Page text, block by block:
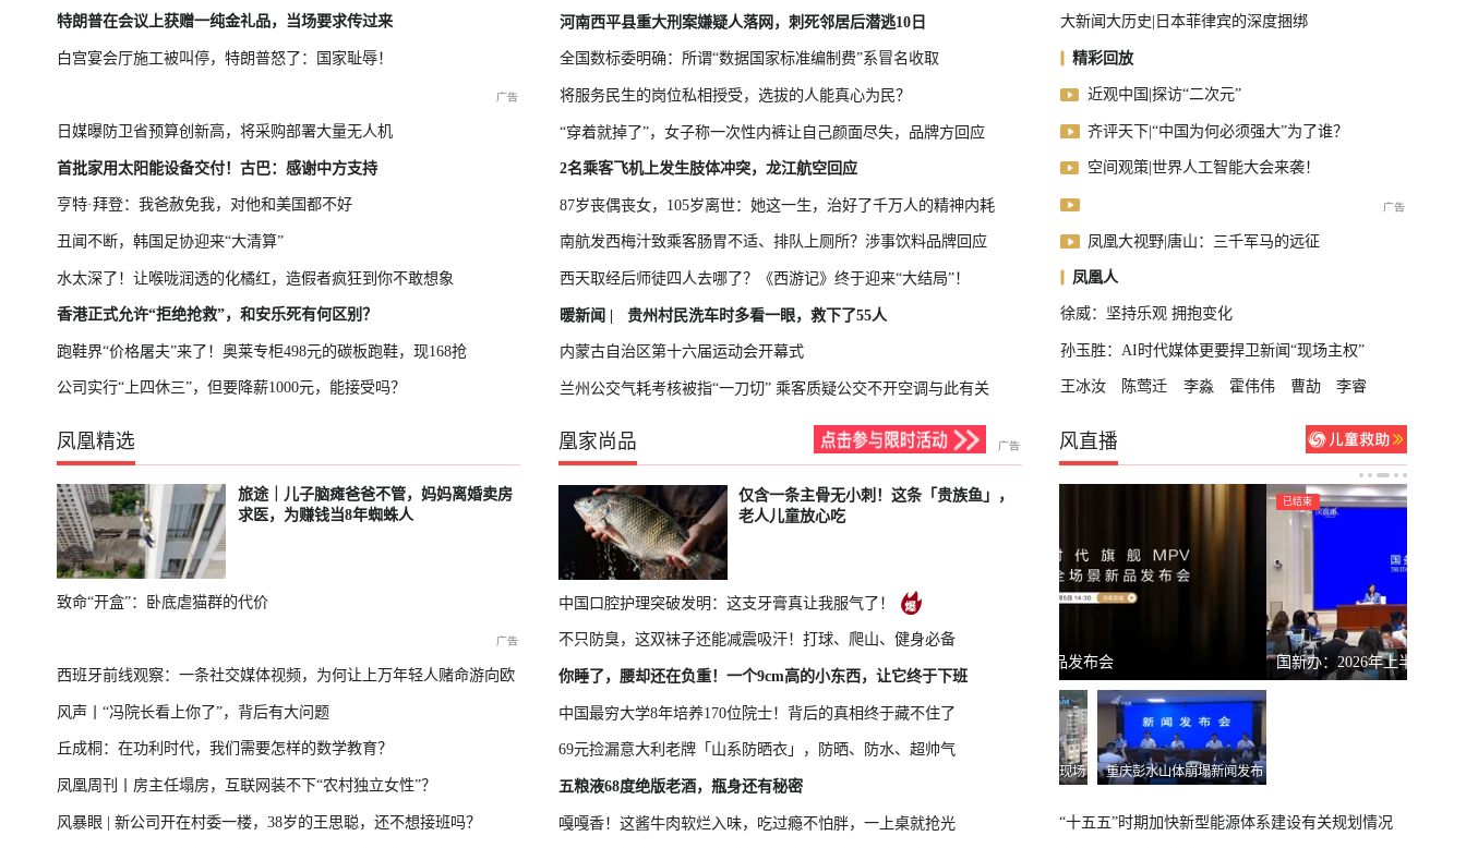
特朗普在会议上获赠一纯金礼品，当场要求传过来
白宫宴会厅施工被叫停，特朗普怒了：国家耻辱！
日媒曝防卫省预算创新高，将采购部署大量无人机
首批家用太阳能设备交付！古巴：感谢中方支持
亨特·拜登：我爸赦免我，对他和美国都不好
丑闻不断，韩国足协迎来“大清算”
水太深了！让喉咙润透的化橘红，造假者疯狂到你不敢想象
香港正式允许“拒绝抢救”，和安乐死有何区别？
跑鞋界“价格屠夫”来了！奥莱专柜498元的碳板跑鞋，现168抢
公司实行“上四休三”，但要降薪1000元，能接受吗？
河南西平县重大刑案嫌疑人落网，刺死邻居后潜逃10日
全国数标委明确：所谓“数据国家标准编制费”系冒名收取
将服务民生的岗位私相授受，选拔的人能真心为民？
“穿着就掉了”，女子称一次性内裤让自己颜面尽失，品牌方回应
2名乘客飞机上发生肢体冲突，龙江航空回应
87岁丧偶丧女，105岁离世：她这一生，治好了千万人的精神内耗
南航发西梅汁致乘客肠胃不适、排队上厕所？涉事饮料品牌回应
西天取经后师徒四人去哪了？《西游记》终于迎来“大结局”！
暖新闻 | 贵州村民洗车时多看一眼，救下了55人
内蒙古自治区第十六届运动会开幕式
兰州公交气耗考核被指“一刀切” 乘客质疑公交不开空调与此有关
大新闻大历史|日本菲律宾的深度捆绑
精彩回放
近观中国|探访“二次元”
齐评天下|“中国为何必须强大”为了谁？
空间观策|世界人工智能大会来袭！
凤凰大视野|唐山：三千军马的远征
凤凰人
徐威：坚持乐观 拥抱变化
孙玉胜：AI时代媒体更要捍卫新闻“现场主权”
王冰汝 陈莺迁 李淼 霍伟伟 曹劼 李睿
凤凰精选
旅途｜儿子脑瘫爸爸不管，妈妈离婚卖房
求医，为赚钱当8年蜘蛛人
致命“开盒”：卧底虐猫群的代价
西班牙前线观察：一条社交媒体视频，为何让上万年轻人赌命游向欧
洲？
风声丨“冯院长看上你了”，背后有大问题
丘成桐：在功利时代，我们需要怎样的数学教育？
凤凰周刊丨房主任塌房，互联网装不下“农村独立女性”？
风暴眼 | 新公司开在村委一楼，38岁的王思聪，还不想接班吗？
凰家尚品
仅含一条主骨无小刺！这条「贵族鱼」，
老人儿童放心吃
中国口腔护理突破发明：这支牙膏真让我服气了！
不只防臭，这双袜子还能减震吸汗！打球、爬山、健身必备
你睡了，腰却还在负重！一个9cm高的小东西，让它终于下班
中国最穷大学8年培养170位院士！背后的真相终于藏不住了
69元捡漏意大利老牌「山系防晒衣」，防晒、防水、超帅气
五粮液68度绝版老酒，瓶身还有秘密
嘎嘎香！这酱牛肉软烂入味，吃过瘾不怕胖，一上桌就抢光
风直播
已结束
交流现场
年大会特别报道
轮播中
播
经济运行情况
已结束
最新进展
国新办：2026年上半年进出口情况
“十五五”时期加快新型能源体系建设有关规划情况